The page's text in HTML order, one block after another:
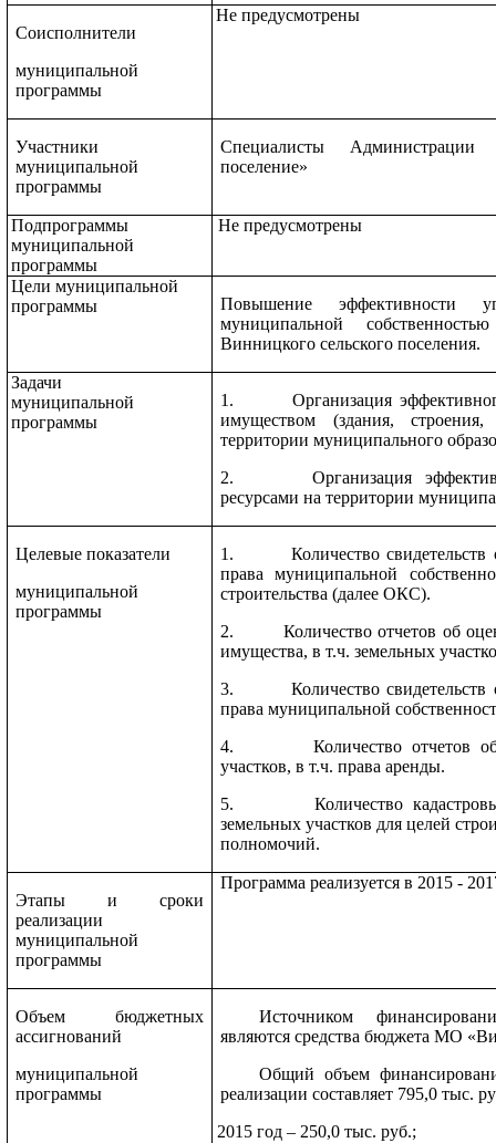
Соисполнители
муниципальной
программы
Не предусмотрены
Участники
муниципальной
программы
Специалисты
поселение»
Подпрограммы
муниципальной
программы
Не предусмотрены
Цели муниципальной
программы
Повышение эффективности
муниципальной
Винницкого сельского поселения.
Задачи
муниципальной
программы
1. Организация
имуществом (здания,
территории муниципального
2. Организация
ресурсами на территории
Целевые показатели
муниципальной
программы
1. Количество свидетельств о
права муниципальной
строительства (далее ОКС).
2. Количество отчетов об
имущества, в т.ч. земельных
3. Количество свидетельств о
права муниципальной
4. Количество отчетов об
участков, в т.ч. права аренды.
5. Количество кадастровых
земельных участков для целей
полномочий.
Этапы и сроки
реализации
муниципальной
программы
Программа реализуется в 2015 -
Объем бюджетных
ассигнований
муниципальной
программы
Источником
являются средства бюджета МО
Общий объем
реализации составляет 795,0 тыс.
2015 год – 250,0 тыс. руб.;